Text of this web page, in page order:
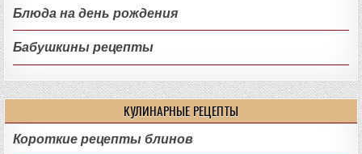
Блюда на день рождения
Бабушкины рецепты
КУЛИНАРНЫЕ РЕЦЕПТЫ
Короткие рецепты блинов